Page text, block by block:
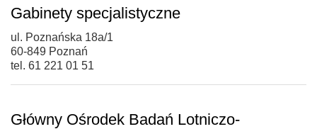
Gabinety specjalistyczne
ul. Poznańska 18a/1
60-849 Poznań
tel. 61 221 01 51
Główny Ośrodek Badań Lotniczo-